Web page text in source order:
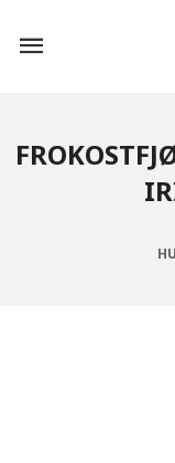
innholdet